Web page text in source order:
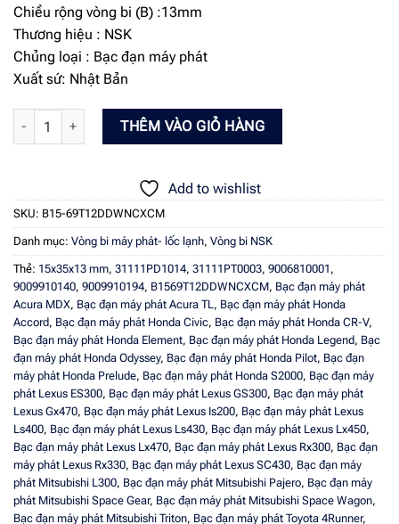
Chiều rộng vòng bi (B) :13mm
Thương hiệu : NSK
Chủng loại : Bạc đạn máy phát
Xuất sứ: Nhật Bản
BẠC ĐẠN MÁY PHÁT - NSK B15-69T12DDWNCXCM 15x35x13 mm số
THÊM VÀO GIỎ HÀNG
Add to wishlist
SKU: B15-69T12DDWNCXCM
Danh mục: Vòng bi máy phát- lốc lạnh, Vòng bi NSK
Thẻ: 15x35x13 mm, 31111PD1014, 31111PT0003, 9006810001 ,
9009910140, 9009910194, B1569T12DDWNCXCM, Bạc đạn máy phát
Acura MDX, Bạc đạn máy phát Acura TL, Bạc đạn máy phát Honda
Accord, Bạc đạn máy phát Honda Civic, Bạc đạn máy phát Honda CR-V,
Bạc đạn máy phát Honda Element, Bạc đạn máy phát Honda Legend, Bạc
đạn máy phát Honda Odyssey, Bạc đạn máy phát Honda Pilot, Bạc đạn
máy phát Honda Prelude, Bạc đạn máy phát Honda S2000, Bạc đạn máy
phát Lexus ES300, Bạc đạn máy phát Lexus GS300, Bạc đạn máy phát
Lexus Gx470, Bạc đạn máy phát Lexus Is200, Bạc đạn máy phát Lexus
Ls400, Bạc đạn máy phát Lexus Ls430, Bạc đạn máy phát Lexus Lx450,
Bạc đạn máy phát Lexus Lx470, Bạc đạn máy phát Lexus Rx300, Bạc đạn
máy phát Lexus Rx330, Bạc đạn máy phát Lexus SC430, Bạc đạn máy
phát Mitsubishi L300, Bạc đạn máy phát Mitsubishi Pajero, Bạc đạn máy
phát Mitsubishi Space Gear, Bạc đạn máy phát Mitsubishi Space Wagon,
Bạc đạn máy phát Mitsubishi Triton, Bạc đạn máy phát Toyota 4Runner,